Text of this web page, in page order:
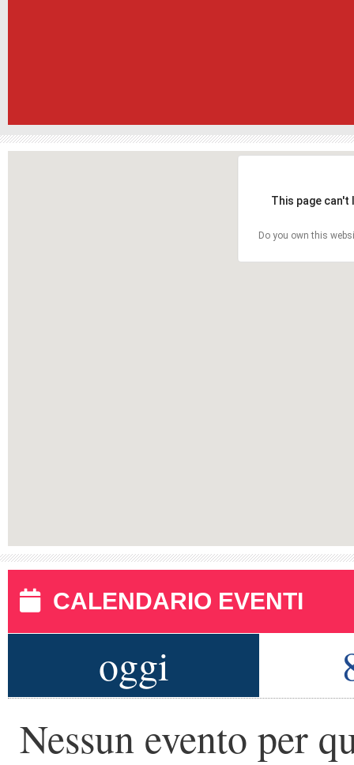
This page
Do you own this
CALENDARIO EVENTI
oggi
Nessun evento per